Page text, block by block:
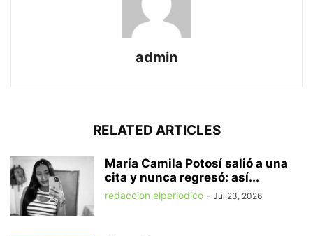
admin
RELATED ARTICLES
María Camila Potosí salió a una
cita y nunca regresó: así...
redaccion elperiodico - Jul 23, 2026